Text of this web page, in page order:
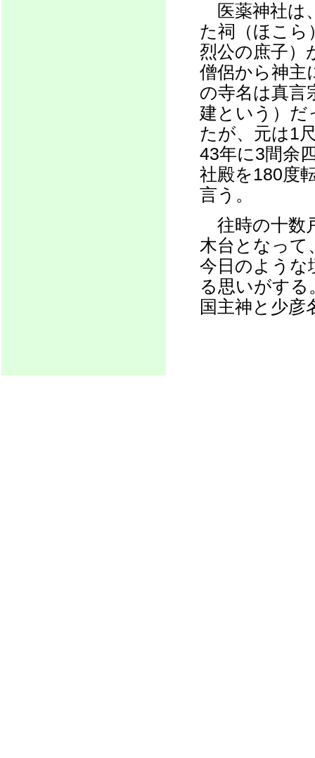
医薬神社は
た祠（ほこら
烈公の庶子）
僧侶から神主
の寺名は真言
建という）だ
たが、元は1
43年に3間余
社殿を180度
言う。
往時の十数
木台となって
今日のような
る思いがする
国主神と少彦